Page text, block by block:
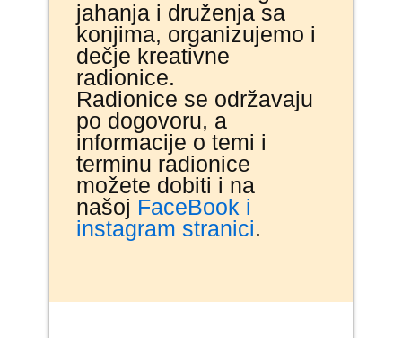
jahanja i druženja sa
konjima, organizujemo i
dečje kreativne
radionice.
Radionice se održavaju
po dogovoru, a
informacije o temi i
terminu radionice
možete dobiti i na
našoj FaceBook i
instagram stranici.